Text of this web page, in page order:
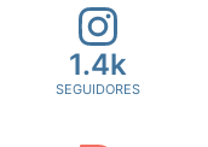
1.4k
SEGUIDORES